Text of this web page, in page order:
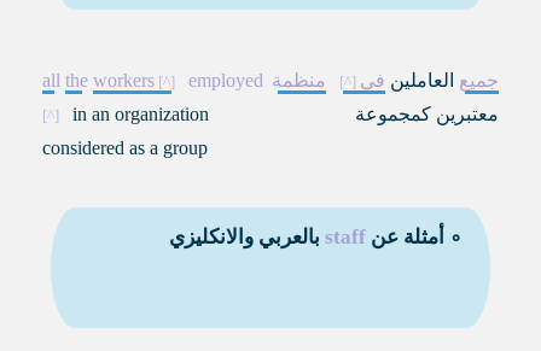
جميع العاملين في
منظمة
معتبرين كمجموعة
all the workers
employed
in an organization
considered as a group
∘ أمثلة عنstaff بالعربي والانكليزي